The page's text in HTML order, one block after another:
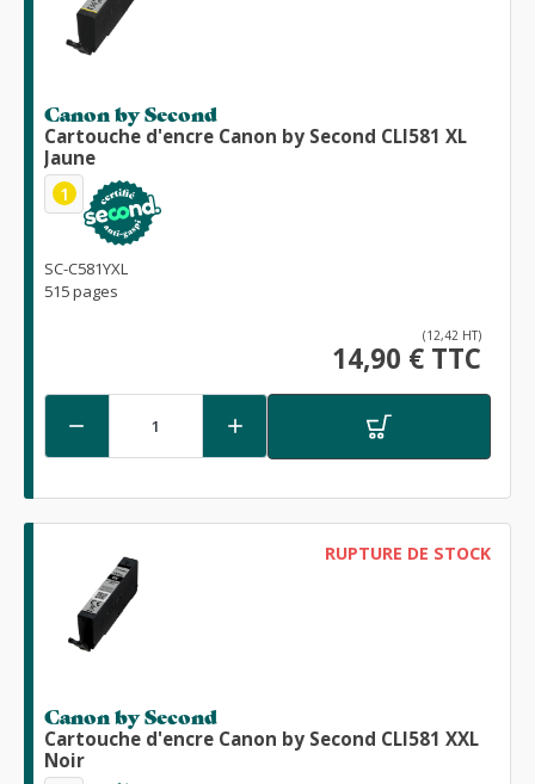
Canon by Second
Cartouche d'encre Canon by Second CLI581 XL
Jaune
1
SC-C581YXL
515 pages
(12,42 HT)
14,90 € TTC
 
RUPTURE DE STOCK
Canon by Second
Cartouche d'encre Canon by Second CLI581 XXL
Noir